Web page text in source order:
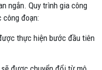
ngắn. Quy trình gia công
công đoạn:
thực hiện bước đầu tiên